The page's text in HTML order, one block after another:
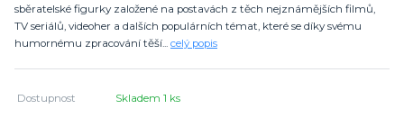
sběratelské figurky založené na postavách z těch nejznámějších filmů,
TV seriálů, videoher a dalších populárních témat, které se díky svému
humornému zpracování těší... celý popis
Dostupnost Skladem 1 ks